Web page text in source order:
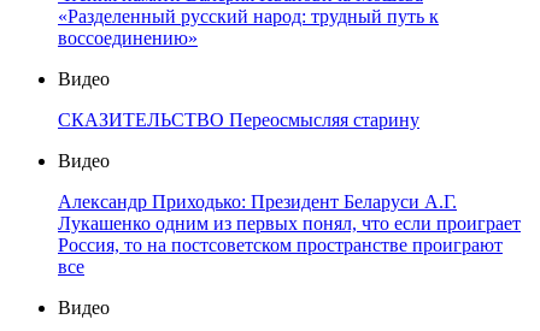
«Разделенный русский народ: трудный путь к
воссоединению»
Видео
СКАЗИТЕЛЬСТВО Переосмысляя старину
Видео
Александр Приходько: Президент Беларуси А.Г.
Лукашенко одним из первых понял, что если проиграет
Россия, то на постсоветском пространстве проиграют
все
Видео